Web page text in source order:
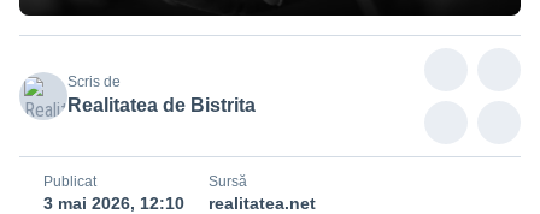
Scris de
Realitatea de Bistrita
Publicat
3 mai 2026, 12:10
Sursă
realitatea.net